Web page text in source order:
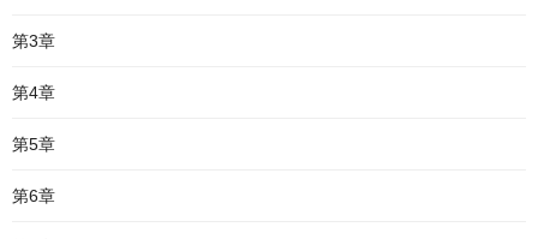
第3章
第4章
第5章
第6章